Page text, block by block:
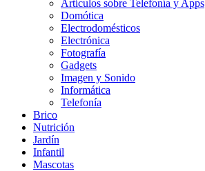
Artículos sobre Telefonía y Apps
Domótica
Electrodomésticos
Electrónica
Fotografía
Gadgets
Imagen y Sonido
Informática
Telefonía
Brico
Nutrición
Jardín
Infantil
Mascotas